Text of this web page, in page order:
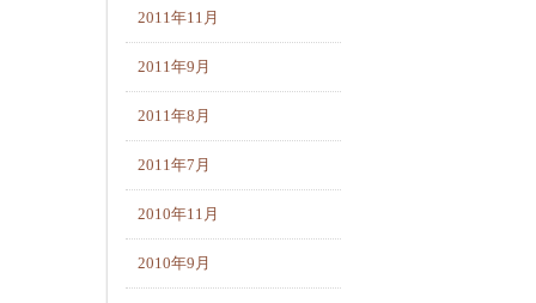
2011年11月
2011年9月
2011年8月
2011年7月
2010年11月
2010年9月